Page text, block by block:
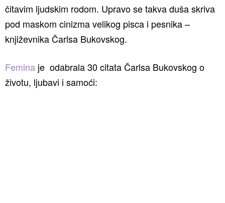
čitavim ljudskim rodom. Upravo se takva duša skriva
pod maskom cinizma velikog pisca i pesnika –
književnika Čarlsa Bukovskog.
Femina je odabrala 30 citata Čarlsa Bukovskog o
životu, ljubavi i samoći: